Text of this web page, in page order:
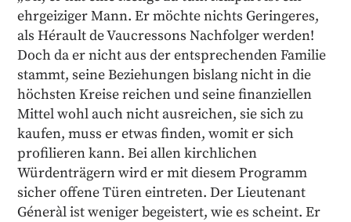
ehrgeiziger Mann. Er möchte nichts Geringeres,
als Hérault de Vaucressons Nachfolger werden!
Doch da er nicht aus der entsprechenden Familie
stammt, seine Beziehungen bislang nicht in die
höchsten Kreise reichen und seine finanziellen
Mittel wohl auch nicht ausreichen, sie sich zu
kaufen, muss er etwas finden, womit er sich
profilieren kann. Bei allen kirchlichen
Würdenträgern wird er mit diesem Programm
sicher offene Türen eintreten. Der Lieutenant
Géneràl ist weniger begeistert, wie es scheint. Er